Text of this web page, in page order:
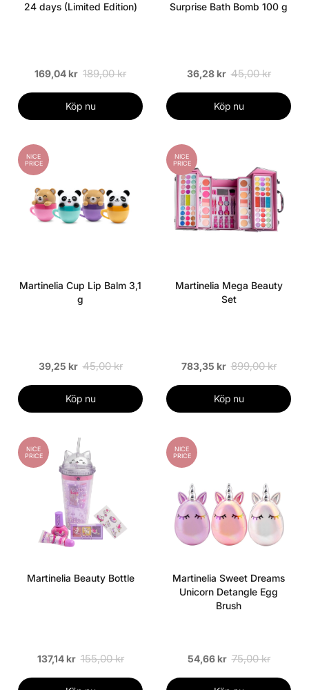
24 days (Limited Edition)
169,04 kr 189,00 kr
Köp nu
Surprise Bath Bomb 100 g
36,28 kr 45,00 kr
Köp nu
NICE
PRICE
Martinelia Cup Lip Balm 3,1
g
39,25 kr 45,00 kr
Köp nu
NICE
PRICE
Martinelia Mega Beauty
Set
783,35 kr 899,00 kr
Köp nu
NICE
PRICE
Martinelia Beauty Bottle
137,14 kr 155,00 kr
NICE
PRICE
Martinelia Sweet Dreams
Unicorn Detangle Egg
Brush
54,66 kr 75,00 kr